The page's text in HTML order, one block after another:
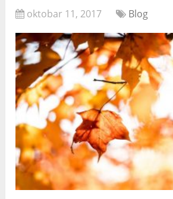
oktobar 11, 2017 Blog